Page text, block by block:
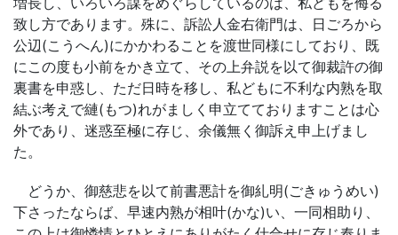
致し方であります。殊に、訴訟人金右衛門は、日ごろから
公辺(こうへん)にかかわることを渡世同様にしており、既
にこの度も小前をかき立て、その上弁説を以て御裁許の御
裏書を申惑し、ただ日時を移し、私どもに不利な内熟を取
結ぶ考えで縺(もつ)れがましく申立てておりますことは心
外であり、迷惑至極に存じ、余儀無く御訴え申上げまし
た。
どうか、御慈悲を以て前書悪計を御糺明(ごきゅうめい)
下さったならば、早速内熟が相叶(かな)い、一同相助り、